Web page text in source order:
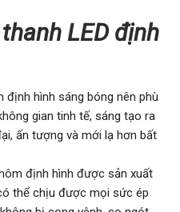
LED định
định hình sáng bóng nên phù
gian tinh tế, sáng tạo ra
ấn tượng và mới lạ hơn bất
định hình được sản xuất
thể chịu được mọi sức ép